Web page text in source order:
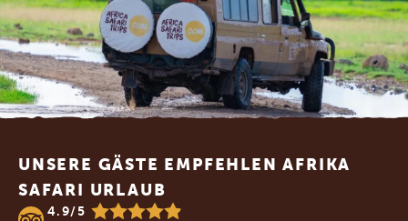
Footer
UNSERE GÄSTE EMPFEHLEN AFRIKA
SAFARI URLAUB
4.9/5